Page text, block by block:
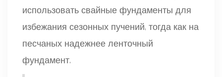
использовать свайные фундаменты для
избежания сезонных пучений, тогда как на
песчаных надежнее ленточный
фундамент.